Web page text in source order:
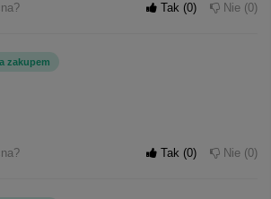
Tak 0 Nie 0
zakupem
Tak 0 Nie 0